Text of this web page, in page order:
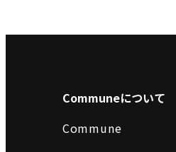
Communeについて
Commune